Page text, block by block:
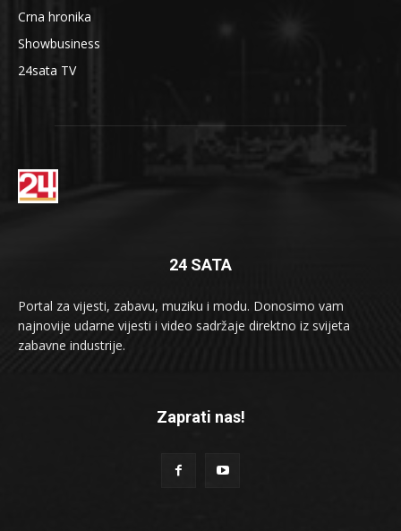
Crna hronika
Showbusiness
24sata TV
24 SATA
Portal za vijesti, zabavu, muziku i modu. Donosimo vam
najnovije udarne vijesti i video sadržaje direktno iz svijeta
zabavne industrije.
Zaprati nas!